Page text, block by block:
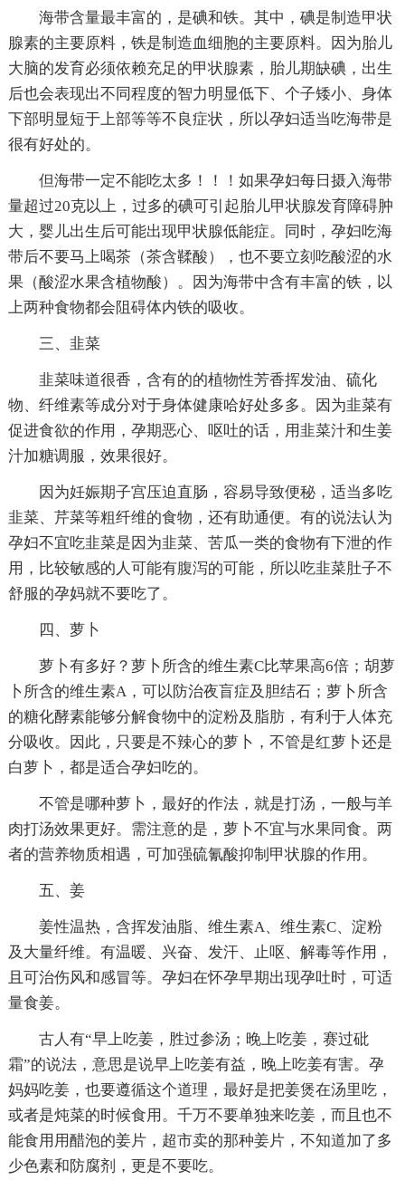
海带含量最丰富的，是碘和铁。其中，碘是制造甲状
腺素的主要原料，铁是制造血细胞的主要原料。因为胎儿
大脑的发育必须依赖充足的甲状腺素，胎儿期缺碘，出生
后也会表现出不同程度的智力明显低下、个子矮小、身体
下部明显短于上部等等不良症状，所以孕妇适当吃海带是
很有好处的。
但海带一定不能吃太多！！！如果孕妇每日摄入海带
量超过20克以上，过多的碘可引起胎儿甲状腺发育障碍肿
大，婴儿出生后可能出现甲状腺低能症。同时，孕妇吃海
带后不要马上喝茶（茶含鞣酸），也不要立刻吃酸涩的水
果（酸涩水果含植物酸）。因为海带中含有丰富的铁，以
上两种食物都会阻碍体内铁的吸收。
三、韭菜
韭菜味道很香，含有的的植物性芳香挥发油、硫化
物、纤维素等成分对于身体健康哈好处多多。因为韭菜有
促进食欲的作用，孕期恶心、呕吐的话，用韭菜汁和生姜
汁加糖调服，效果很好。
因为妊娠期子宫压迫直肠，容易导致便秘，适当多吃
韭菜、芹菜等粗纤维的食物，还有助通便。有的说法认为
孕妇不宜吃韭菜是因为韭菜、苦瓜一类的食物有下泄的作
用，比较敏感的人可能有腹泻的可能，所以吃韭菜肚子不
舒服的孕妈就不要吃了。
四、萝卜
萝卜有多好？萝卜所含的维生素C比苹果高6倍；胡萝
卜所含的维生素A，可以防治夜盲症及胆结石；萝卜所含
的糖化酵素能够分解食物中的淀粉及脂肪，有利于人体充
分吸收。因此，只要是不辣心的萝卜，不管是红萝卜还是
白萝卜，都是适合孕妇吃的。
不管是哪种萝卜，最好的作法，就是打汤，一般与羊
肉打汤效果更好。需注意的是，萝卜不宜与水果同食。两
者的营养物质相遇，可加强硫氰酸抑制甲状腺的作用。
五、姜
姜性温热，含挥发油脂、维生素A、维生素C、淀粉
及大量纤维。有温暖、兴奋、发汗、止呕、解毒等作用，
且可治伤风和感冒等。孕妇在怀孕早期出现孕吐时，可适
量食姜。
古人有“早上吃姜，胜过参汤；晚上吃姜，赛过砒
霜”的说法，意思是说早上吃姜有益，晚上吃姜有害。孕
妈妈吃姜，也要遵循这个道理，最好是把姜煲在汤里吃，
或者是炖菜的时候食用。千万不要单独来吃姜，而且也不
能食用用醋泡的姜片，超市卖的那种姜片，不知道加了多
少色素和防腐剂，更是不要吃。